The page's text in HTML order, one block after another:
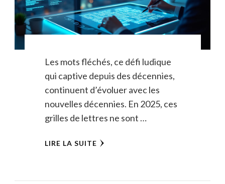
Les mots fléchés, ce défi ludique
qui captive depuis des décennies,
continuent d’évoluer avec les
nouvelles décennies. En 2025, ces
grilles de lettres ne sont …
LIRE LA SUITE